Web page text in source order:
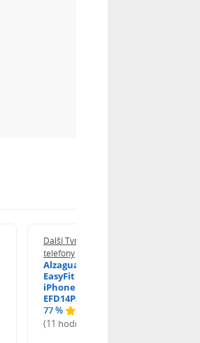
Další Tvrzená skla pro mobilní
telefony
Alzaguard 2.5D Glass
EasyFit DustFree pro
iPhone 16 Pro / 17 AGD-
EFD14P3
77 %
(11 hodnocení)